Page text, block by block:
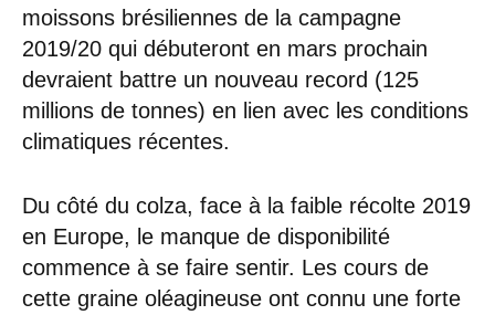
moissons brésiliennes de la campagne
2019/20 qui débuteront en mars prochain
devraient battre un nouveau record (125
millions de tonnes) en lien avec les conditions
climatiques récentes.
Du côté du colza, face à la faible récolte 2019
en Europe, le manque de disponibilité
commence à se faire sentir. Les cours de
cette graine oléagineuse ont connu une forte